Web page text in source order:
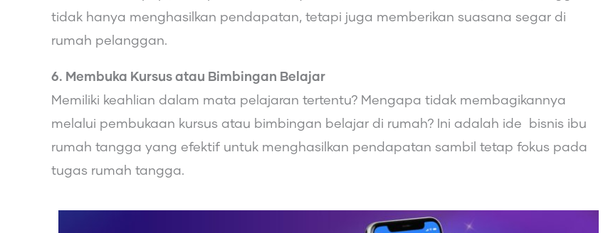
tidak hanya menghasilkan pendapatan, tetapi juga memberikan suasana segar di
rumah pelanggan.
6. Membuka Kursus atau Bimbingan Belajar
Memiliki keahlian dalam mata pelajaran tertentu? Mengapa tidak membagikannya
melalui pembukaan kursus atau bimbingan belajar di rumah? Ini adalah ide bisnis ibu
rumah tangga yang efektif untuk menghasilkan pendapatan sambil tetap fokus pada
tugas rumah tangga.